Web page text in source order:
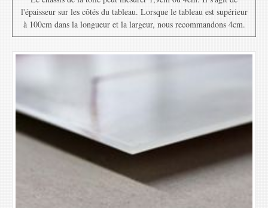
l'épaisseur sur les côtés du tableau. Lorsque le tableau est supérieur
à 100cm dans la longueur et la largeur, nous recommandons 4cm.